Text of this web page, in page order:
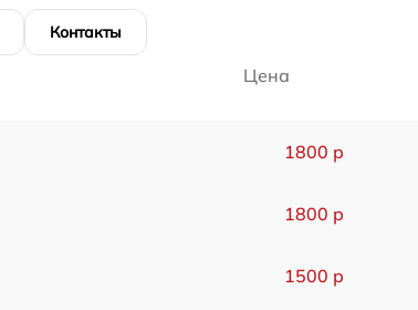
Контакты
Цена
1800 р
1800 р
1500 р